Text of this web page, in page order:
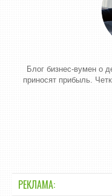
Блог бизнес-вумен о
приносят прибыль.
РЕКЛАМА: